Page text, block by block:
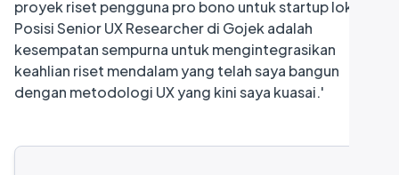
proyek riset pengguna pro bono untuk startup lokal.
Posisi Senior UX Researcher di Gojek adalah
kesempatan sempurna untuk mengintegrasikan
keahlian riset mendalam yang telah saya bangun
dengan metodologi UX yang kini saya kuasai.'